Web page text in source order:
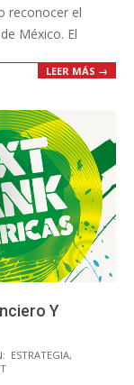
reconocer el
México. El
LEER MÁS →
Y
ESTRATEGIA,